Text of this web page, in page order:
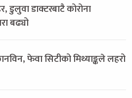
डुलुवा डाक्टरबाटै कोरोना
बढ्यो
फेवा सिटीको मिथ्याङ्कले लहरो